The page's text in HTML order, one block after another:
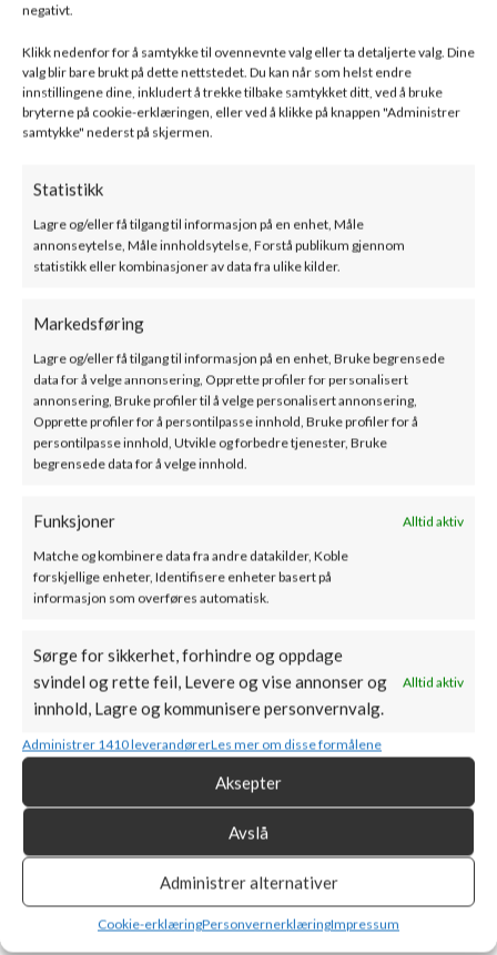
negativt.
Klikk nedenfor for å samtykke til ovennevnte valg eller ta detaljerte valg. Dine
valg blir bare brukt på dette nettstedet. Du kan når som helst endre
innstillingene dine, inkludert å trekke tilbake samtykket ditt, ved å bruke
bryterne på cookie-erklæringen, eller ved å klikke på knappen "Administrer
samtykke" nederst på skjermen.
Statistikk
Lagre og/eller få tilgang til informasjon på en enhet, Måle
annonseytelse, Måle innholdsytelse, Forstå publikum gjennom
statistikk eller kombinasjoner av data fra ulike kilder.
Markedsføring
Lagre og/eller få tilgang til informasjon på en enhet, Bruke begrensede
data for å velge annonsering, Opprette profiler for personalisert
annonsering, Bruke profiler til å velge personalisert annonsering,
Opprette profiler for å persontilpasse innhold, Bruke profiler for å
persontilpasse innhold, Utvikle og forbedre tjenester, Bruke
begrensede data for å velge innhold.
Funksjoner Alltid aktiv
Matche og kombinere data fra andre datakilder, Koble
forskjellige enheter, Identifisere enheter basert på
informasjon som overføres automatisk.
Sørge for sikkerhet, forhindre og oppdage
svindel og rette feil, Levere og vise annonser og
innhold, Lagre og kommunisere personvernvalg.
Alltid aktiv
Administrer 1410 leverandørerLes mer om disse formålene
Aksepter
Avslå
Administrer alternativer
Cookie-erklæringPersonvernerklæringImpressum
Drooff – APRICA 2 –
Frittstående
45800kr–49900
Drooff – IMOLA SP –
Frittstående
BESKRIVELSETILLEGGSINFORMASJONDOKUMENTASJON
Fireplace sin Florence-komfyr presenterer seg som en rustikk
komfyr utstyrt med to rustfrie kokeplater. Ovnen egner seg både
som en varmekilde og som en ovn. Håndtakene og rekkverket er
elegant utført i messing, mens sidepanelene er prydet med
keramiske fliser.
Florence-ovnen leveres med det innovative Fire Eco Plus-
høy effektivitet ved nøyaktig tilførsel av forbrenningsluft. Takket
være den dobbelte konstruksjonen, avgis varmen som
Produkt fordeler
33 CM VEDLENGDE